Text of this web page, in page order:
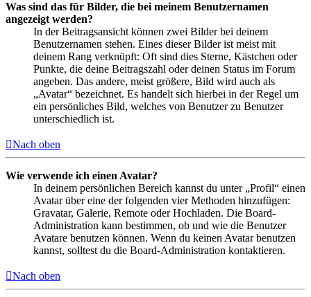
Was sind das für Bilder, die bei meinem Benutzernamen
angezeigt werden?
In der Beitragsansicht können zwei Bilder bei deinem
Benutzernamen stehen. Eines dieser Bilder ist meist mit
deinem Rang verknüpft: Oft sind dies Sterne, Kästchen oder
Punkte, die deine Beitragszahl oder deinen Status im Forum
angeben. Das andere, meist größere, Bild wird auch als
„Avatar“ bezeichnet. Es handelt sich hierbei in der Regel um
ein persönliches Bild, welches von Benutzer zu Benutzer
unterschiedlich ist.
Nach oben
Wie verwende ich einen Avatar?
In deinem persönlichen Bereich kannst du unter „Profil“ einen
Avatar über eine der folgenden vier Methoden hinzufügen:
Gravatar, Galerie, Remote oder Hochladen. Die Board-
Administration kann bestimmen, ob und wie die Benutzer
Avatare benutzen können. Wenn du keinen Avatar benutzen
kannst, solltest du die Board-Administration kontaktieren.
Nach oben